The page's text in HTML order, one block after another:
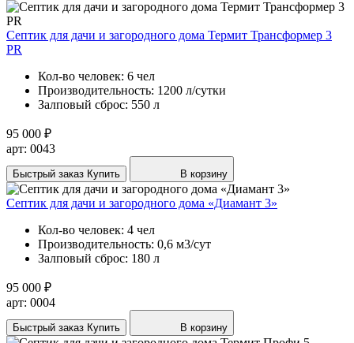
Септик для дачи и загородного дома Термит Трансформер 3
PR
Кол-во человек: 6 чел
Производительность: 1200 л/сутки
Залповый сброс: 550 л
95 000 ₽
арт: 0043
Быстрый заказ Купить В корзину
Септик для дачи и загородного дома «Диамант 3»
Кол-во человек: 4 чел
Производительность: 0,6 м3/сут
Залповый сброс: 180 л
95 000 ₽
арт: 0004
Быстрый заказ Купить В корзину